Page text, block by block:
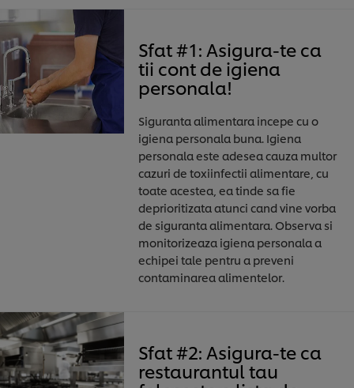
Sfat #1: Asigura-te ca
tii cont de igiena
personala!
Siguranta alimentara incepe cu o
igiena personala buna. Igiena
personala este adesea cauza multor
cazuri de toxiinfectii alimentare, cu
toate acestea, ea tinde sa fie
deprioritizata atunci cand vine vorba
de siguranta alimentara. Observa si
monitorizeaza igiena personala a
echipei tale pentru a preveni
contaminarea alimentelor.
Sfat #2: Asigura-te ca
restaurantul tau